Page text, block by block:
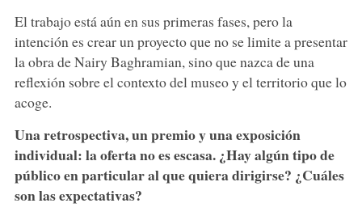
El trabajo está aún en sus primeras fases, pero la
intención es crear un proyecto que no se limite a presentar
la obra de Nairy Baghramian, sino que nazca de una
reflexión sobre el contexto del museo y el territorio que lo
acoge.
Una retrospectiva, un premio y una exposición
individual: la oferta no es escasa. ¿Hay algún tipo de
público en particular al que quiera dirigirse? ¿Cuáles
son las expectativas?